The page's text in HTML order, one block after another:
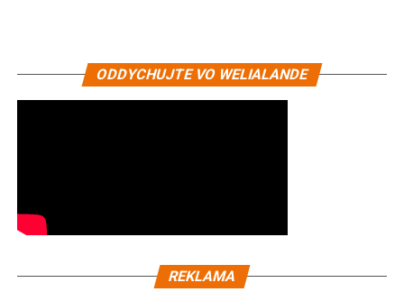
ODDYCHUJTE VO WELIALANDE
REKLAMA